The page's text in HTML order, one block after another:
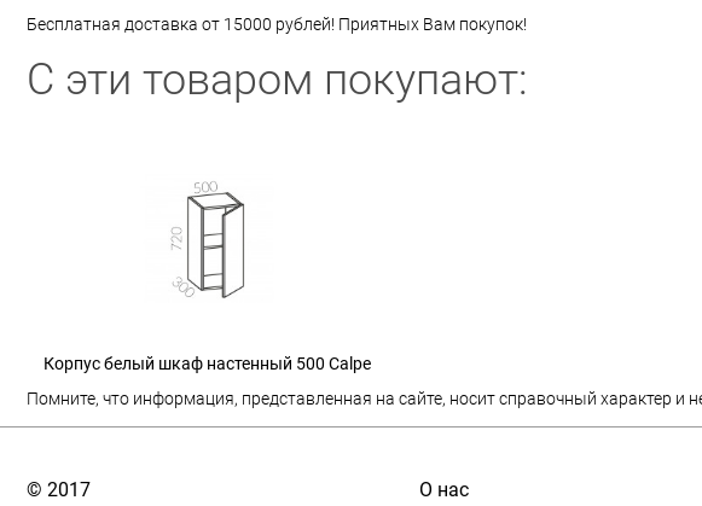
Бесплатная доставка от 15000 рублей! Приятных Вам покупок!
С эти товаром покупают:
Корпус белый шкаф настенный 500 Calpe
Помните, что информация, представленная на сайте, носит справочный характер и
© 2017
О нас